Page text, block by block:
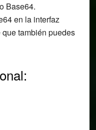
Base64.
en la interfaz
también puedes